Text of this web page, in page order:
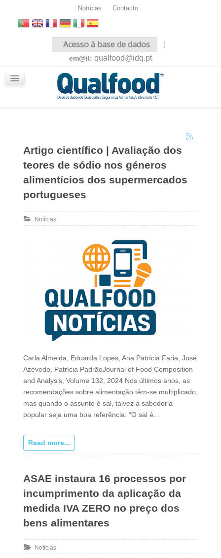
Notícias Contacto
Acesso à base de dados
|
em@il: qualfood@idq.pt
Artigo científico | Avaliação dos
teores de sódio nos géneros
alimentícios dos supermercados
portugueses
Notícias
Carla Almeida, Eduarda Lopes, Ana Patrícia Faria, José
Azevedo, Patrícia PadrãoJournal of Food Composition
and Analysis, Volume 132, 2024 Nos últimos anos, as
recomendações sobre alimentação têm-se multiplicado,
mas quando o assunto é sal, talvez a sabedoria
popular seja uma boa referência: “O sal é…
Read more...
ASAE instaura 16 processos por
incumprimento da aplicação da
medida IVA ZERO no preço dos
bens alimentares
Notícias